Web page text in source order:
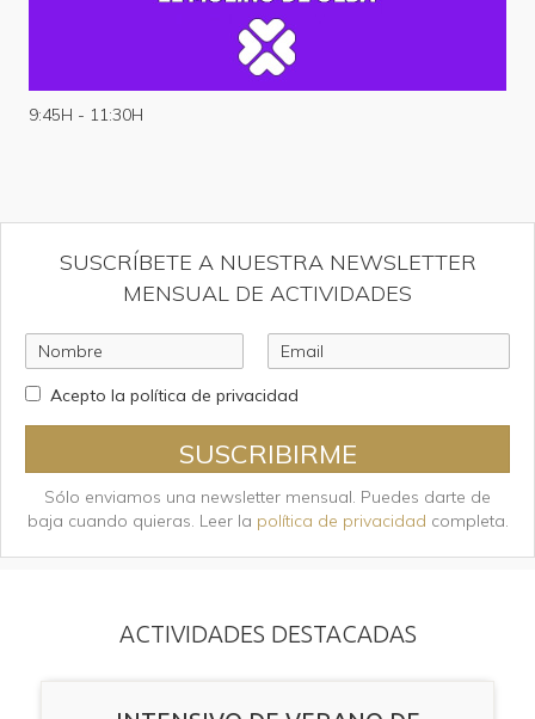
9:45H - 11:30H
SUSCRÍBETE A NUESTRA NEWSLETTER
MENSUAL DE ACTIVIDADES
Acepto la política de privacidad
SUSCRIBIRME
Sólo enviamos una newsletter mensual. Puedes darte de
baja cuando quieras. Leer la política de privacidad completa.
ACTIVIDADES DESTACADAS